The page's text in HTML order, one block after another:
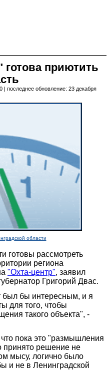
приютить
| последнее обновление: 23 декабря
области
готовы рассмотреть
региона
"Охта-центр", заявил
Григорий Двас.
был бы интересным, и я
для того, чтобы
такого объекта", -
пока это "размышления
принято решение не
мысу, логично было
и не в Ленинградской